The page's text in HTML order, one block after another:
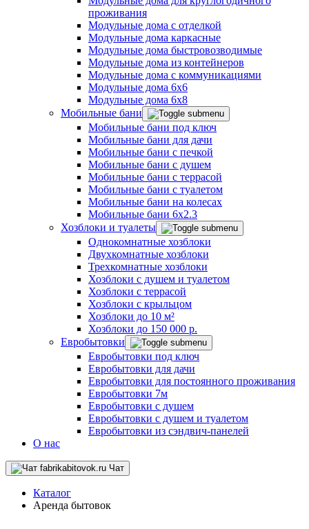
проживания
Модульные дома с отделкой
Модульные дома каркасные
Модульные дома быстровозводимые
Модульные дома из контейнеров
Модульные дома с коммуникациями
Модульные дома 6x6
Модульные дома 6x8
Мобильные бани
Мобильные бани под ключ
Мобильные бани для дачи
Мобильные бани с печкой
Мобильные бани с душем
Мобильные бани с террасой
Мобильные бани с туалетом
Мобильные бани на колесах
Мобильные бани 6х2.3
Хозблоки и туалеты
Однокомнатные хозблоки
Двухкомнатные хозблоки
Трехкомнатные хозблоки
Хозблоки с душем и туалетом
Хозблоки с террасой
Хозблоки с крыльцом
Хозблоки до 10 м²
Хозблоки до 150 000 р.
Евробытовки
Евробытовки под ключ
Евробытовки для дачи
Евробытовки для постоянного проживания
Евробытовки 7м
Евробытовки с душем
Евробытовки с душем и туалетом
Евробытовки из сэндвич-панелей
О нас
Чат
Каталог
Аренда бытовок